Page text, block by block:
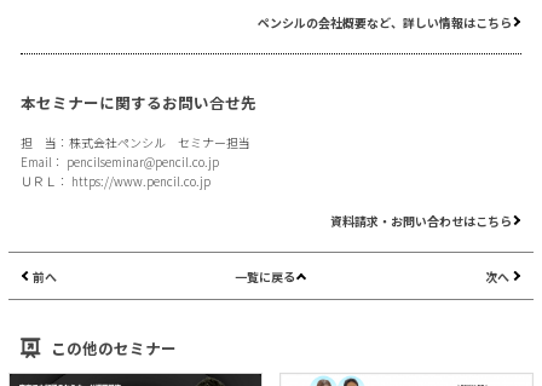
ペンシルの会社概要など、詳しい情報はこちら
本セミナーに関するお問い合せ先
担 当：株式会社ペンシル セミナー担当
Email： pencilseminar@pencil.co.jp
ＵＲＬ： https://www.pencil.co.jp
資料請求・お問い合わせはこちら
前へ 一覧に戻る 次へ
この他のセミナー